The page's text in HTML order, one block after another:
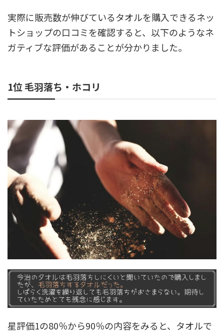
実際に販売数が伸びているタオルを購入できるネッ
トショップの口コミを確認すると、以下のようなネ
ガティブな評価があることが分かりました。
1位 毛羽落ち・ホコリ
星評価1の80％から90％の内容をみると、タオルで